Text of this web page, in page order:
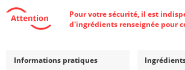
Pour votre sécurité, il est
d'ingrédients renseignée pour
Informations pratiques